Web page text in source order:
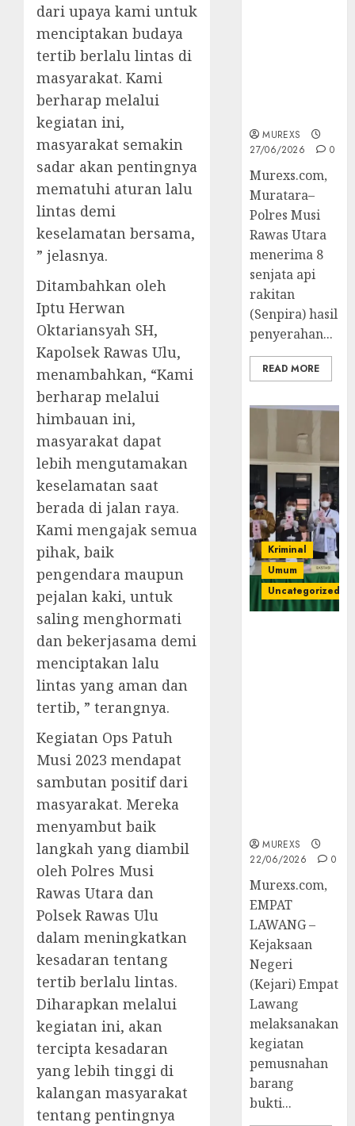
dari upaya kami untuk
menciptakan budaya
tertib berlalu lintas di
masyarakat. Kami
berharap melalui
kegiatan ini,
masyarakat semakin
sadar akan pentingnya
mematuhi aturan lalu
lintas demi
keselamatan bersama,
” jelasnya.
Ditambahkan oleh
Iptu Herwan
Oktariansyah SH,
Kapolsek Rawas Ulu,
menambahkan, “Kami
berharap melalui
himbauan ini,
masyarakat dapat
lebih mengutamakan
keselamatan saat
berada di jalan raya.
Kami mengajak semua
pihak, baik
pengendara maupun
pejalan kaki, untuk
saling menghormati
dan bekerjasama demi
menciptakan lalu
lintas yang aman dan
tertib, ” terangnya.
Kegiatan Ops Patuh
Musi 2023 mendapat
sambutan positif dari
masyarakat. Mereka
menyambut baik
langkah yang diambil
oleh Polres Musi
Rawas Utara dan
Polsek Rawas Ulu
dalam meningkatkan
kesadaran tentang
tertib berlalu lintas.
Diharapkan melalui
kegiatan ini, akan
tercipta kesadaran
yang lebih tinggi di
kalangan masyarakat
tentang pentingnya
MUREXS
27/06/2026
0
Murexs.com,
Muratara–
Polres Musi
Rawas Utara
menerima 8
senjata api
rakitan
(Senpira) hasil
penyerahan...
READ MORE
Kriminal
Umum
Uncategorized
MUREXS
22/06/2026
0
‎Murexs.com,
EMPAT
LAWANG –
Kejaksaan
Negeri
(Kejari) Empat
Lawang
melaksanakan
kegiatan
pemusnahan
barang
bukti...